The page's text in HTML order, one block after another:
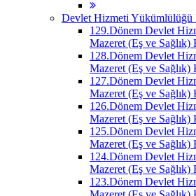
Devlet Hizmeti Yükümlülüğü
129.Dönem Devlet
Mazeret (Eş ve Sağlık)
128.Dönem Devlet
Mazeret (Eş ve Sağlık)
127.Dönem Devlet
Mazeret (Eş ve Sağlık)
126.Dönem Devlet
Mazeret (Eş ve Sağlık)
125.Dönem Devlet
Mazeret (Eş ve Sağlık)
124.Dönem Devlet
Mazeret (Eş ve Sağlık)
123.Dönem Devlet